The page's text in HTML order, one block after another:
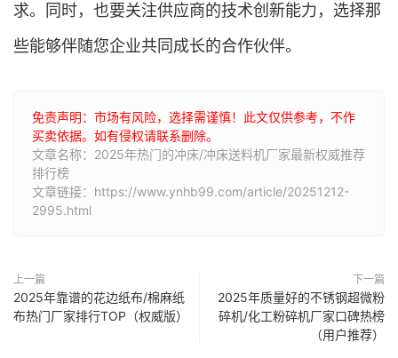
求。同时，也要关注供应商的技术创新能力，选择那
些能够伴随您企业共同成长的合作伙伴。
免责声明：市场有风险，选择需谨慎！此文仅供参考，不作
买卖依据。如有侵权请联系删除。
文章名称：2025年热门的冲床/冲床送料机厂家最新权威推荐
排行榜
文章链接：https://www.ynhb99.com/article/20251212-
2995.html
上一篇
2025年靠谱的花边纸布/棉麻纸
布热门厂家排行TOP（权威版）
下一篇
2025年质量好的不锈钢超微粉
碎机/化工粉碎机厂家口碑热榜
（用户推荐）